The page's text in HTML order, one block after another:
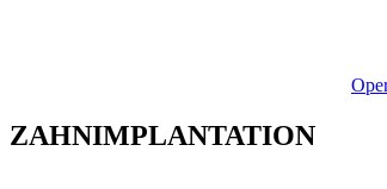
ZAHNIMPLANTATION